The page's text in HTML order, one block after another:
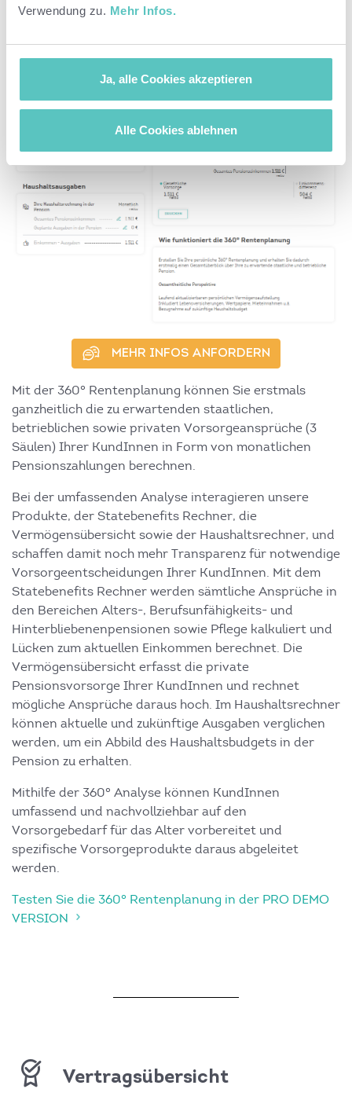
Verwendung zu. Mehr Infos.
Ja, alle Cookies akzeptieren
Alle Cookies ablehnen
MEHR INFOS ANFORDERN
Mit der 360° Rentenplanung können Sie erstmals
ganzheitlich die zu erwartenden staatlichen,
betrieblichen sowie privaten Vorsorgeansprüche (3
Säulen) Ihrer KundInnen in Form von monatlichen
Pensionszahlungen berechnen.
Bei der umfassenden Analyse interagieren unsere
Produkte, der Statebenefits Rechner, die
Vermögensübersicht sowie der Haushaltsrechner, und
schaffen damit noch mehr Transparenz für notwendige
Vorsorgeentscheidungen Ihrer KundInnen. Mit dem
Statebenefits Rechner werden sämtliche Ansprüche in
den Bereichen Alters-, Berufsunfähigkeits- und
Hinterbliebenenpensionen sowie Pflege kalkuliert und
Lücken zum aktuellen Einkommen berechnet. Die
Vermögensübersicht erfasst die private
Pensionsvorsorge Ihrer KundInnen und rechnet
mögliche Ansprüche daraus hoch. Im Haushaltsrechner
können aktuelle und zukünftige Ausgaben verglichen
werden, um ein Abbild des Haushaltsbudgets in der
Pension zu erhalten.
Mithilfe der 360° Analyse können KundInnen
umfassend und nachvollziehbar auf den
Vorsorgebedarf für das Alter vorbereitet und
spezifische Vorsorgeprodukte daraus abgeleitet
werden.
Testen Sie die 360° Rentenplanung in der PRO DEMO
VERSION
Vertragsübersicht